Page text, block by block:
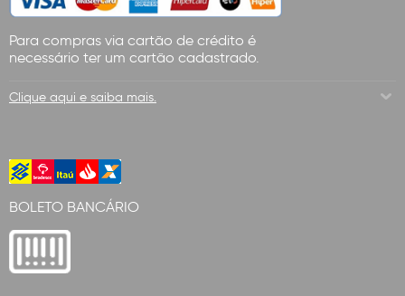
Para compras via cartão de crédito é
necessário ter um cartão cadastrado.
Clique aqui e saiba mais.
BOLETO BANCÁRIO